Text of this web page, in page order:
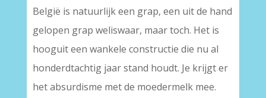
België is natuurlijk een grap, een uit de hand
gelopen grap weliswaar, maar toch. Het is
hooguit een wankele constructie die nu al
honderdtachtig jaar stand houdt. Je krijgt er
het absurdisme met de moedermelk mee.